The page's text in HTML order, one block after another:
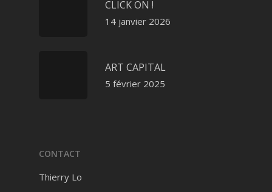
CLICK ON !
14 janvier 2026
ART CAPITAL
5 février 2025
CONTACT
Thierry Lo